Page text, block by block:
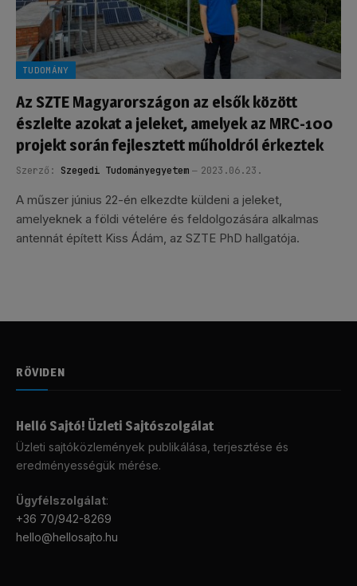
TUDOMÁNY
Az SZTE Magyarországon az elsők között
észlelte azokat a jeleket, amelyek az MRC-100
projekt során fejlesztett műholdról érkeztek
Szerző: Szegedi Tudományegyetem 2023.06.23.
A műszer június 22-én elkezdte küldeni a jeleket,
amelyeknek a földi vételére és feldolgozására alkalmas
antennát épített Kiss Ádám, az SZTE PhD hallgatója.
RÖVIDEN
Helló Sajtó! Üzleti Sajtószolgálat
Üzleti sajtóközlemények publikálása, terjesztése és
eredményességük mérése.
Ügyfélszolgálat:
+36 70/942-8269
hello@hellosajto.hu